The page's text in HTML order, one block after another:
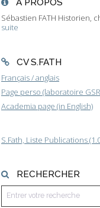
Sébastien FATH Historien,
suite
CV S.FATH
Français / anglais
Page perso (laboratoire
Academia page (in English)
S.Fath, Liste Publications
RECHERCHER